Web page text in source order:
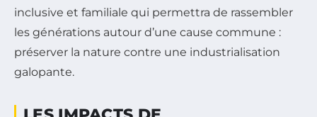
inclusive et familiale qui permettra de rassembler
les générations autour d’une cause commune :
préserver la nature contre une industrialisation
galopante.